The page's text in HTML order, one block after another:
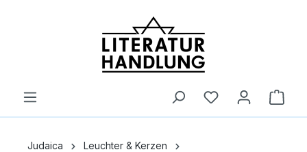
Judaica
Leuchter & Kerzen